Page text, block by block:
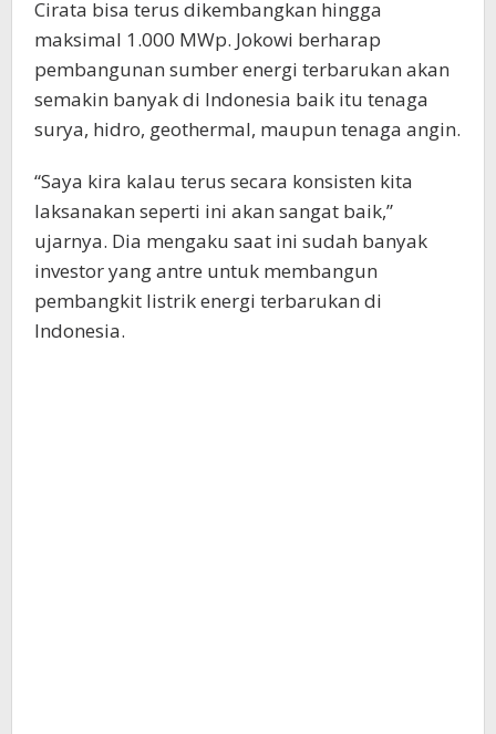
Cirata bisa terus dikembangkan hingga
maksimal 1.000 MWp. Jokowi berharap
pembangunan sumber energi terbarukan akan
semakin banyak di Indonesia baik itu tenaga
surya, hidro, geothermal, maupun tenaga angin.
“Saya kira kalau terus secara konsisten kita
laksanakan seperti ini akan sangat baik,”
ujarnya. Dia mengaku saat ini sudah banyak
investor yang antre untuk membangun
pembangkit listrik energi terbarukan di
Indonesia.